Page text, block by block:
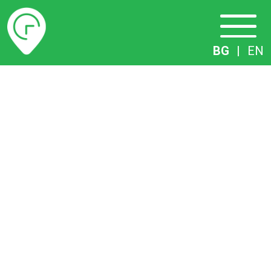
Разписание
BG | EN